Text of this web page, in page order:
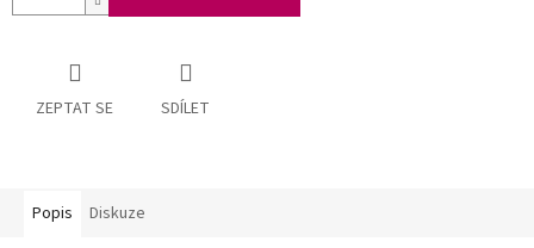
ZEPTAT SE SDÍLET
Popis Diskuze